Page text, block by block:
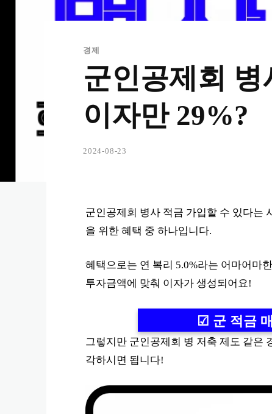
경제
군인공제회
이자만 29%?
2024-08-23
군인공제회 병사 적금 가입할 수 있다는
을 위한 혜택 중 하나입니다.
혜택으로는 연 복리 5.0%라는 어마어마
투자금액에 맞춰 이자가 생성되어요!
☑ 군 적금
그렇지만 군인공제회 병 저축 제도 같은
각하시면 됩니다!